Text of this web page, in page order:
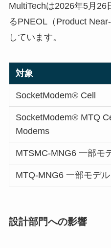
MultiTechは2026年5月26
るPNEOL（Product
しています。
対象
SocketModem® Cell
SocketModem® MTQ
Modems
MTSMC-MNG6 一部モ
MTQ-MNG6 一部モデル
設計部門への影響